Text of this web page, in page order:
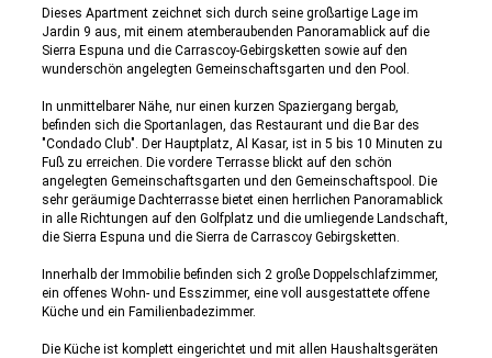
Dieses Apartment zeichnet sich durch seine großartige Lage im
Jardin 9 aus, mit einem atemberaubenden Panoramablick auf die
Sierra Espuna und die Carrascoy-Gebirgsketten sowie auf den
wunderschön angelegten Gemeinschaftsgarten und den Pool.
In unmittelbarer Nähe, nur einen kurzen Spaziergang bergab,
befinden sich die Sportanlagen, das Restaurant und die Bar des
"Condado Club". Der Hauptplatz, Al Kasar, ist in 5 bis 10 Minuten zu
Fuß zu erreichen. Die vordere Terrasse blickt auf den schön
angelegten Gemeinschaftsgarten und den Gemeinschaftspool. Die
sehr geräumige Dachterrasse bietet einen herrlichen Panoramablick
in alle Richtungen auf den Golfplatz und die umliegende Landschaft,
die Sierra Espuna und die Sierra de Carrascoy Gebirgsketten.
Innerhalb der Immobilie befinden sich 2 große Doppelschlafzimmer,
ein offenes Wohn- und Esszimmer, eine voll ausgestattete offene
Küche und ein Familienbadezimmer.
Die Küche ist komplett eingerichtet und mit allen Haushaltsgeräten